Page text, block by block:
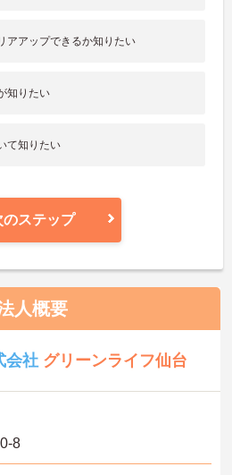
アアップできるか知りたい
知りたい
て知りたい
のステップ
人概要
会社 グリーンライフ仙台